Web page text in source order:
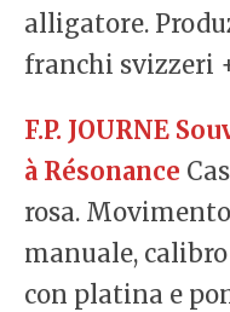
alligatore.
franchi svizzeri
F.P. JOURNE
à Résonance
rosa.
manuale,
con platina e